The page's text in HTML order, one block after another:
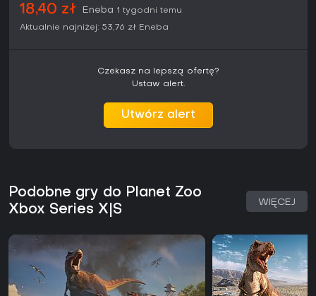
doświadczenie jest osiągalne bez mocnego peceta.
18,40 zł Eneba 1 tygodni temu
Aktualnie najniżej: 53,76 zł Eneba
Czekasz na lepszą ofertę?
Ustaw alert.
Utwórz alert
Podobne gry do Planet Zoo
Xbox Series X|S
WIĘCEJ